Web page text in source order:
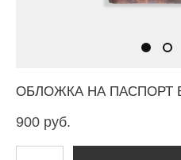
ОБЛОЖКА НА ПАСПОРТ
900 pуб.